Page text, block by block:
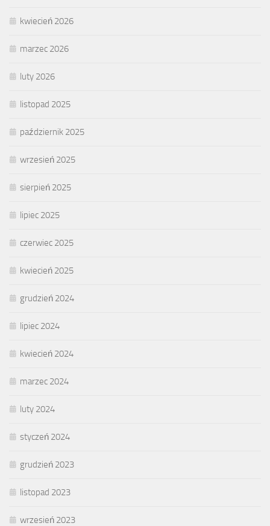
kwiecień 2026
marzec 2026
luty 2026
listopad 2025
październik 2025
wrzesień 2025
sierpień 2025
lipiec 2025
czerwiec 2025
kwiecień 2025
grudzień 2024
lipiec 2024
kwiecień 2024
marzec 2024
luty 2024
styczeń 2024
grudzień 2023
listopad 2023
wrzesień 2023